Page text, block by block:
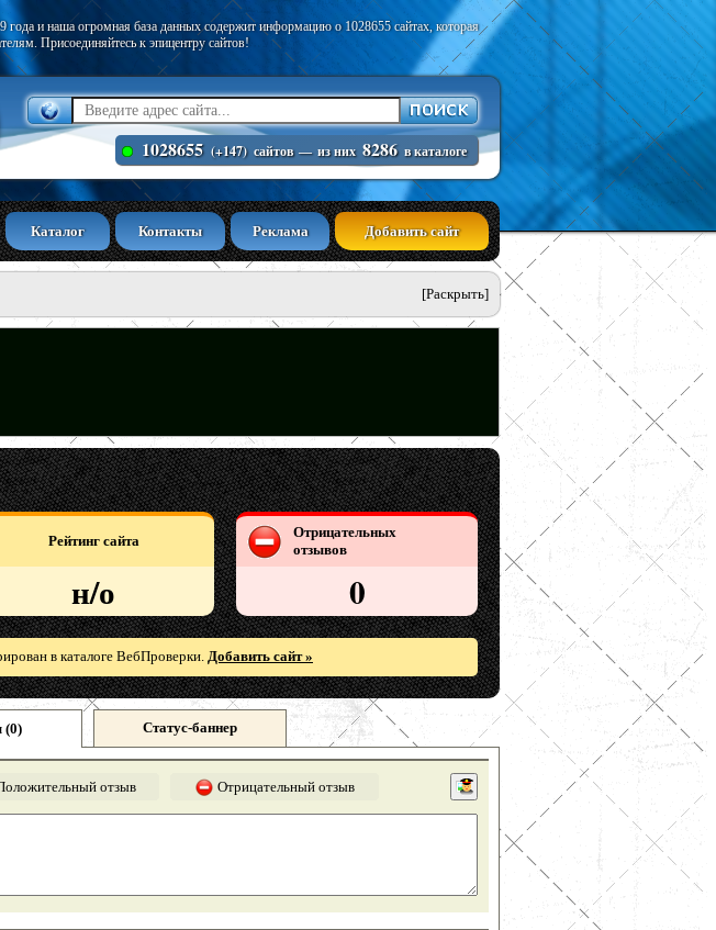
и наша огромная база данных содержит информацию о 1028655 сайтах, которая
Присоединяйтесь к эпицентру сайтов!
1028655 (+147) сайтов — из них 8286 в каталоге
Каталог Контакты Реклама Добавить сайт
[Раскрыть]
Рейтинг сайта
н/о
Отрицательных
отзывов
0
в каталоге ВебПроверки. Добавить сайт »
(0) Статус-баннер
отзыв Отрицательный отзыв